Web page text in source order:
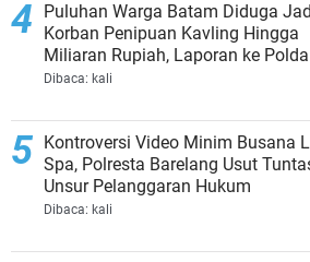
Puluhan Warga Batam Diduga
Korban Penipuan Kavling Hingga
Miliaran Rupiah, Laporan ke
Jalan di Tempat?
Dibaca: kali
Kontroversi Video Minim Busana
Spa, Polresta Barelang Usut
Unsur Pelanggaran Hukum
Dibaca: kali